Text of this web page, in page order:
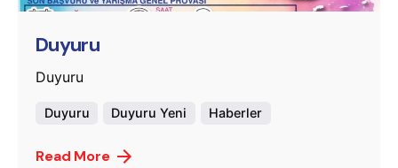
Duyuru
Duyuru
Duyuru Duyuru Yeni Haberler
Read More